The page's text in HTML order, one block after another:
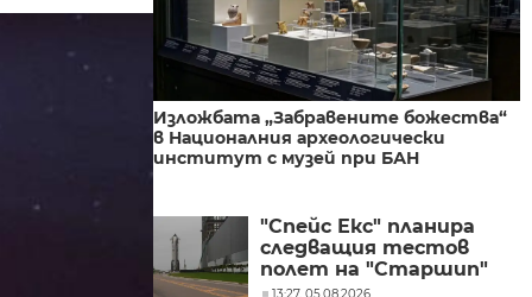
Изложбата „Забравените божества“
в Националния археологически
институт с музей при БАН
"Спейс Екс" планира
следващия тестов
полет на "Старшип"
още този месец